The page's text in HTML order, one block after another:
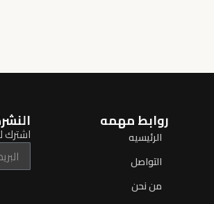
روابط مهمه
الرئيسيه
التواصل
من نحن
اشترك